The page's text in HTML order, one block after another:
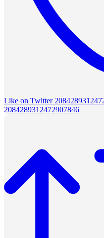
Like on Twitter
2084289312472907846